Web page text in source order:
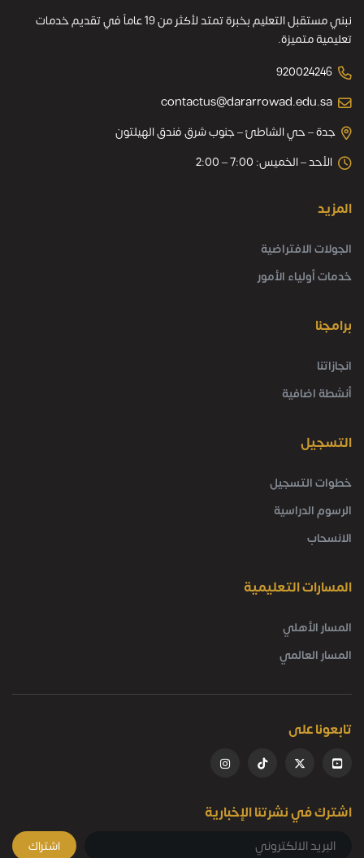
نبني مستقبل التعليم بخبرة تمتد لأكثر من 19 عاماً في تقديم خدمات
تعليمية متميزة.
920024246
contactus@dararrowad.edu.sa
جدة – حي الشاطئ – جنوب شرق فندق الهيلتون
الأحد – الخميس: 7:00 – 2:00
المزيد
الجولات الافتراضية
خدمات أولياء الأمور
برامجنا
انجازاتنا
أنشطة اضافية
التسجيل
خطوات التسجيل
الرسوم الدراسية
الانسحاب
المسارات التعليمية
المسار الأهلي
المسار العالمي
تابعونا على
اشترك في نشرتنا الإخبارية